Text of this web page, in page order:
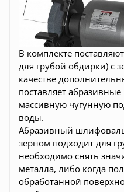
В комплекте
для грубой обдирки) с
качестве
поставляет
массивную чугунную
воды.
Абразивный
зерном подходит для
необходимо снять
металла, либо когда
обработанной